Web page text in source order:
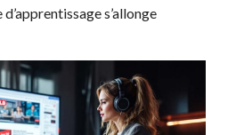
s’allonge